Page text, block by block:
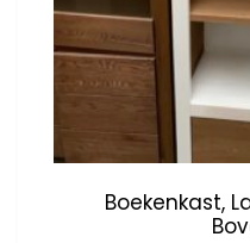
Boekenkast,